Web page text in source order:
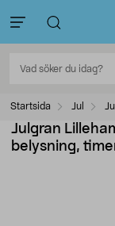
Startsida Jul
Julgran
belysning,